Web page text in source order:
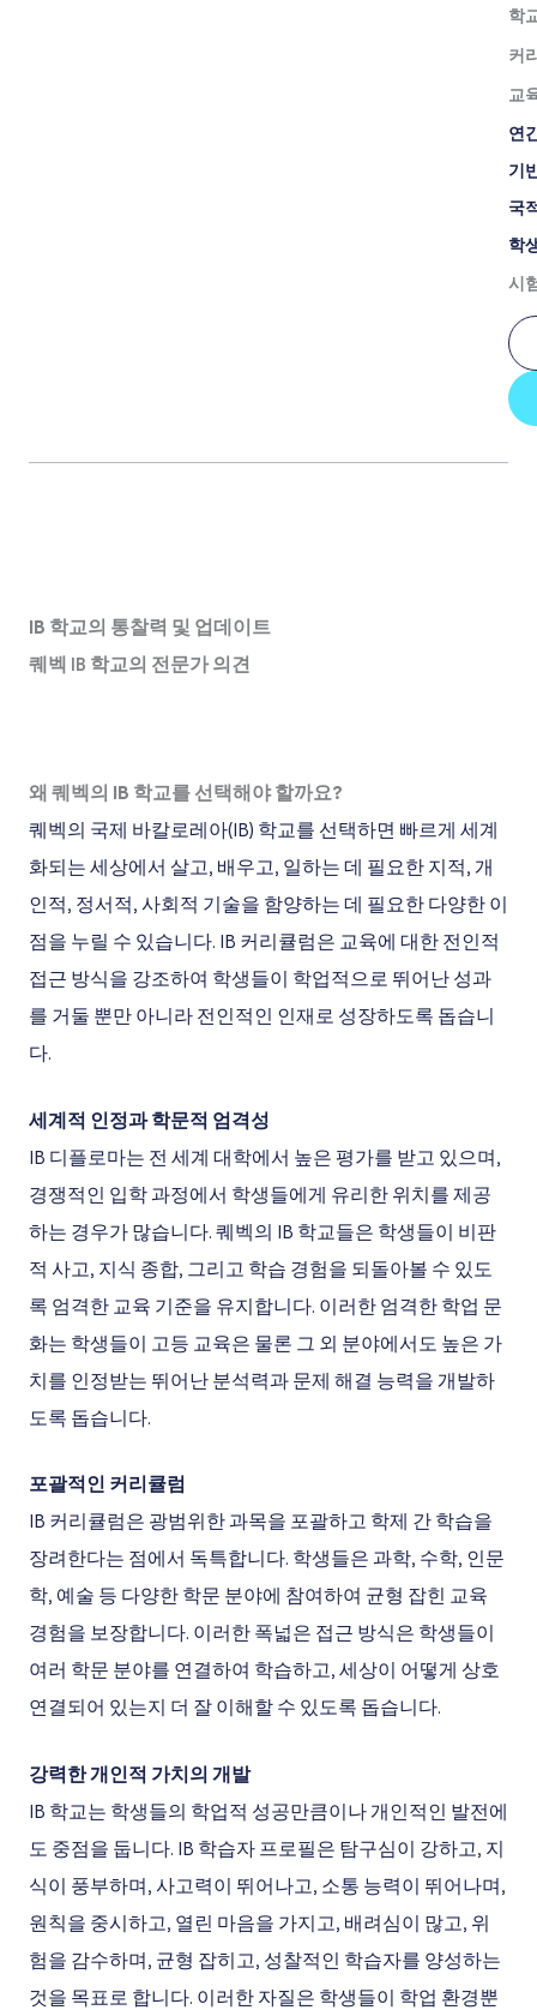
학
커
교
연
기
국
학
시
IB 학교의 통찰력 및 업데이트
퀘벡 IB 학교의 전문가 의견
왜 퀘벡의 IB 학교를 선택해야 할까요?
퀘벡의 국제 바칼로레아(IB) 학교를 선택하면 빠르게 세계
화되는 세상에서 살고, 배우고, 일하는 데 필요한 지적, 개
인적, 정서적, 사회적 기술을 함양하는 데 필요한 다양한 이
점을 누릴 수 있습니다. IB 커리큘럼은 교육에 대한 전인적
접근 방식을 강조하여 학생들이 학업적으로 뛰어난 성과
를 거둘 뿐만 아니라 전인적인 인재로 성장하도록 돕습니
다.
세계적 인정과 학문적 엄격성
IB 디플로마는 전 세계 대학에서 높은 평가를 받고 있으며,
경쟁적인 입학 과정에서 학생들에게 유리한 위치를 제공
하는 경우가 많습니다. 퀘벡의 IB 학교들은 학생들이 비판
적 사고, 지식 종합, 그리고 학습 경험을 되돌아볼 수 있도
록 엄격한 교육 기준을 유지합니다. 이러한 엄격한 학업 문
화는 학생들이 고등 교육은 물론 그 외 분야에서도 높은 가
치를 인정받는 뛰어난 분석력과 문제 해결 능력을 개발하
도록 돕습니다.
포괄적인 커리큘럼
IB 커리큘럼은 광범위한 과목을 포괄하고 학제 간 학습을
장려한다는 점에서 독특합니다. 학생들은 과학, 수학, 인문
학, 예술 등 다양한 학문 분야에 참여하여 균형 잡힌 교육
경험을 보장합니다. 이러한 폭넓은 접근 방식은 학생들이
여러 학문 분야를 연결하여 학습하고, 세상이 어떻게 상호
연결되어 있는지 더 잘 이해할 수 있도록 돕습니다.
강력한 개인적 가치의 개발
IB 학교는 학생들의 학업적 성공만큼이나 개인적인 발전에
도 중점을 둡니다. IB 학습자 프로필은 탐구심이 강하고, 지
식이 풍부하며, 사고력이 뛰어나고, 소통 능력이 뛰어나며,
원칙을 중시하고, 열린 마음을 가지고, 배려심이 많고, 위
험을 감수하며, 균형 잡히고, 성찰적인 학습자를 양성하는
것을 목표로 합니다. 이러한 자질은 학생들이 학업 환경뿐